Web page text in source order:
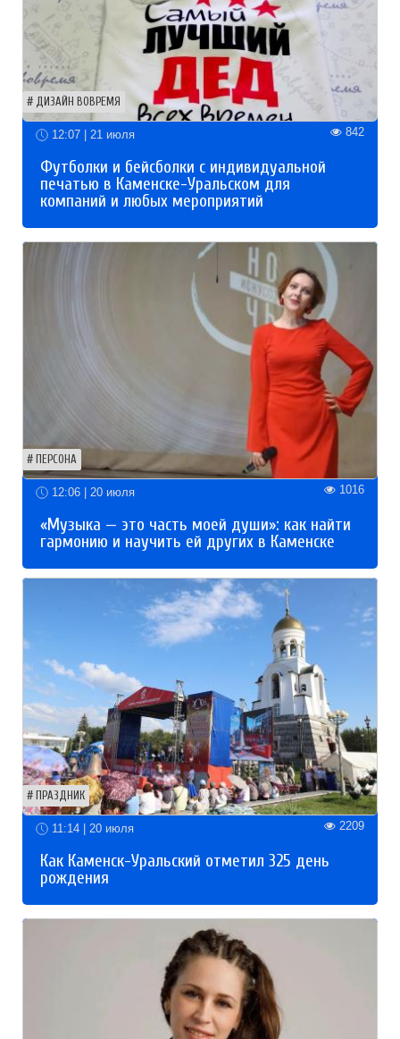
ДИЗАЙН ВОВРЕМЯ
12:07 | 21 июля 842
Футболки и бейсболки с индивидуальной
печатью в Каменске-Уральском для
компаний и любых мероприятий
ПЕРСОНА
12:06 | 20 июля 1016
«Музыка — это часть моей души»: как найти
гармонию и научить ей других в Каменске
ПРАЗДНИК
11:14 | 20 июля 2209
Как Каменск-Уральский отметил 325 день
рождения